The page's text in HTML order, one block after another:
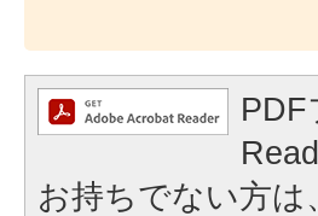
PDF
お持ちでない方は